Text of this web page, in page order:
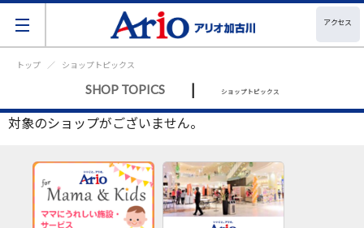
アクセス
トップ ショップトピックス
SHOP TOPICS | ショップトピックス
対象のショップがございません。